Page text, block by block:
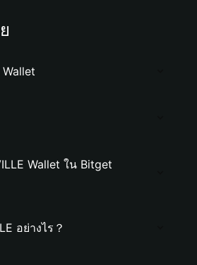
Wallet ใน Bitget
อย่างไร？